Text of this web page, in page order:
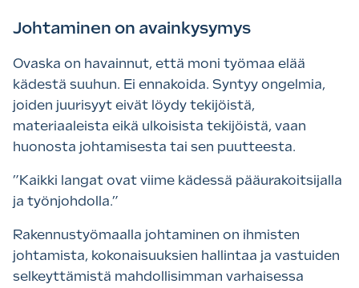
Johtaminen on avainkysymys
Ovaska on havainnut, että moni työmaa elää
kädestä suuhun. Ei ennakoida. Syntyy ongelmia,
joiden juurisyyt eivät löydy tekijöistä,
materiaaleista eikä ulkoisista tekijöistä, vaan
huonosta johtamisesta tai sen puutteesta.
”Kaikki langat ovat viime kädessä pääurakoitsijalla
ja työnjohdolla.”
Rakennustyömaalla johtaminen on ihmisten
johtamista, kokonaisuuksien hallintaa ja vastuiden
selkeyttämistä mahdollisimman varhaisessa